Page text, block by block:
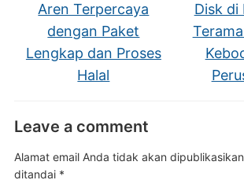
Aren Terpercaya
dengan Paket
Lengkap dan Proses
Halal
Disk di
Leave a comment
Alamat email Anda tidak akan
ditandai *